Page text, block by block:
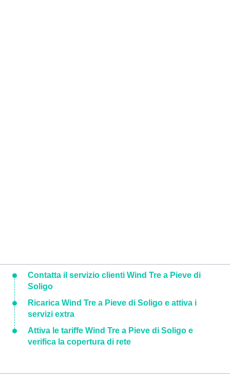
Contatta il servizio clienti Wind Tre a Pieve di
Soligo
Ricarica Wind Tre a Pieve di Soligo e attiva i
servizi extra
Attiva le tariffe Wind Tre a Pieve di Soligo e
verifica la copertura di rete